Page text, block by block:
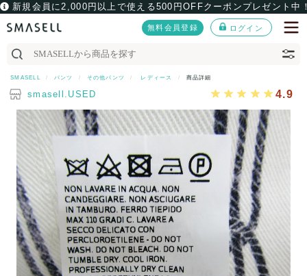
新規会員に2,000円以上で使える500円OFFクーポンプレゼント中
無料会員登録 ログイン
SMASELL パンツ その他パンツ レディース 商品詳細
smasell.USED 4.9